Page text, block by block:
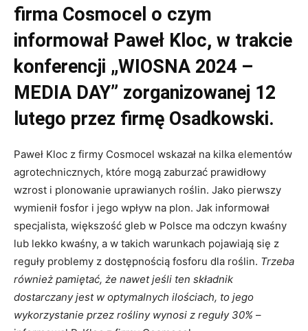
firma Cosmocel o czym
informował Paweł Kloc, w trakcie
konferencji „WIOSNA 2024 –
MEDIA DAY” zorganizowanej 12
lutego przez firmę Osadkowski.
Paweł Kloc z firmy Cosmocel wskazał na kilka elementów
agrotechnicznych, które mogą zaburzać prawidłowy
wzrost i plonowanie uprawianych roślin. Jako pierwszy
wymienił fosfor i jego wpływ na plon. Jak informował
specjalista, większość gleb w Polsce ma odczyn kwaśny
lub lekko kwaśny, a w takich warunkach pojawiają się z
reguły problemy z dostępnością fosforu dla roślin. Trzeba
również pamiętać, że nawet jeśli ten składnik
dostarczany jest w optymalnych ilościach, to jego
wykorzystanie przez rośliny wynosi z reguły 30% –